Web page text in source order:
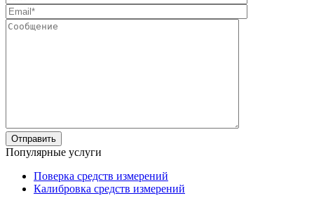
Популярные услуги
Поверка средств измерений
Калибровка средств измерений